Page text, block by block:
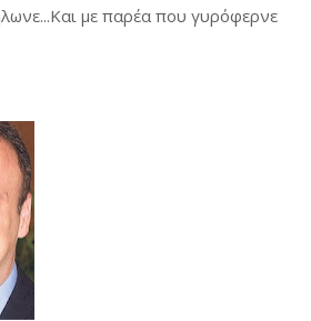
με παρέα που γυρόφερνε